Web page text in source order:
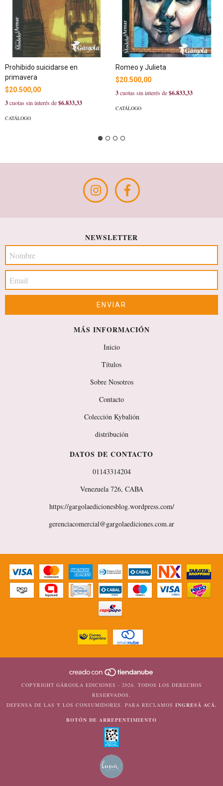
Prohibido suicidarse en
primavera
$20.500,00
3cuotas sin interés de$6.833,33
CATÁLOGO
Romeo y Julieta
$20.500,00
3cuotas sin interés de$6.833,33
CATÁLOGO
NEWSLETTER
MÁS INFORMACIÓN
Inicio
Títulos
Sobre Nosotros
Contacto
Colección Kybalión
distribución
DATOS DE CONTACTO
01143314204
Venezuela 726, CABA
https://gargolaedicionesblog.wordpress.com/
gerenciacomercial@gargolaediciones.com.ar
COPYRIGHT GÁRGOLA EDICIONES - 2026. TODOS LOS DERECHOS
RESERVADOS.
DEFENSA DE LAS Y LOS CONSUMIDORES. PARA RECLAMOS INGRESÁ ACÁ.
BOTÓN DE ARREPENTIMIENTO